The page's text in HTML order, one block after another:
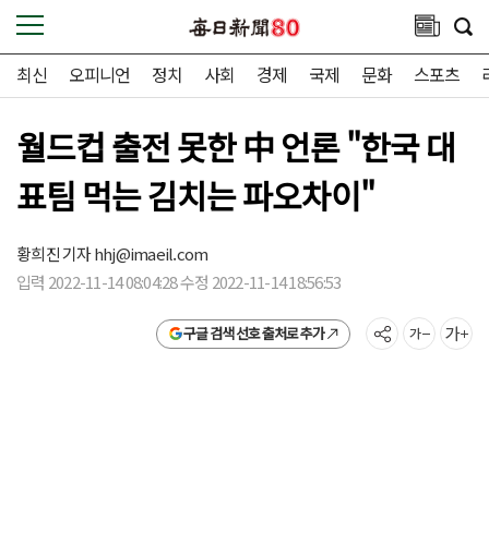
최신 오피니언 정치 사회 경제 국제 문화 스포츠
월드컵 출전 못한 中 언론 "한국 대
표팀 먹는 김치는 파오차이"
황희진 기자hhj@imaeil.com
입력 2022-11-14 08:04:28 수정 2022-11-14 18:56:53
구글 검색 선호 출처로 추가